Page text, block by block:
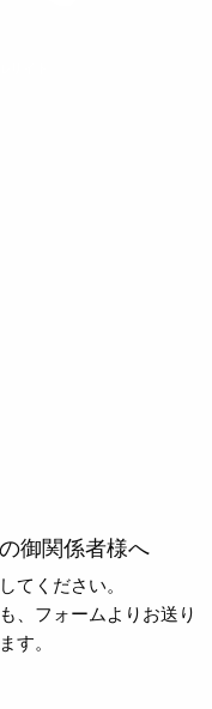
御関係者様へ
てください。
、フォームよりお送り
す。